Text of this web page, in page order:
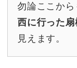
勿論ここから
西に行った扇
見えます。